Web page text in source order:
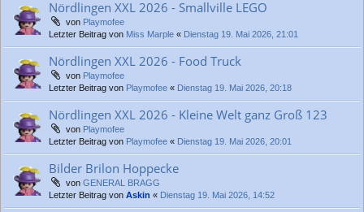
Nördlingen XXL 2026 - Smallville LEGO
von Playmofee
Letzter Beitrag von Miss Marple « Dienstag 19. Mai 2026, 21:01
Nördlingen XXL 2026 - Food Truck
von Playmofee
Letzter Beitrag von Playmofee « Dienstag 19. Mai 2026, 20:18
Nördlingen XXL 2026 - Kleine Welt ganz Groß 123
von Playmofee
Letzter Beitrag von Playmofee « Dienstag 19. Mai 2026, 20:01
Bilder Brilon Hoppecke
von GENERAL BRAGG
Letzter Beitrag von Askin « Dienstag 19. Mai 2026, 14:52